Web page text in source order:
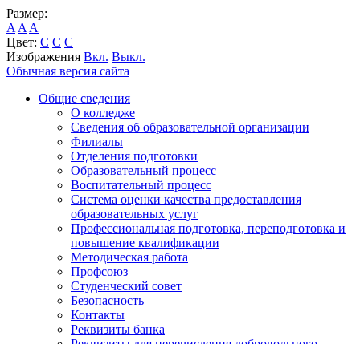
Размер:
A A A
Цвет: C C C
Изображения Вкл. Выкл.
Обычная версия сайта
Общие сведения
О колледже
Сведения об образовательной организации
Филиалы
Отделения подготовки
Образовательный процесс
Воспитательный процесс
Система оценки качества предоставления
образовательных услуг
Профессиональная подготовка, переподготовка и
повышение квалификации
Методическая работа
Профсоюз
Студенческий совет
Безопасность
Контакты
Реквизиты банка